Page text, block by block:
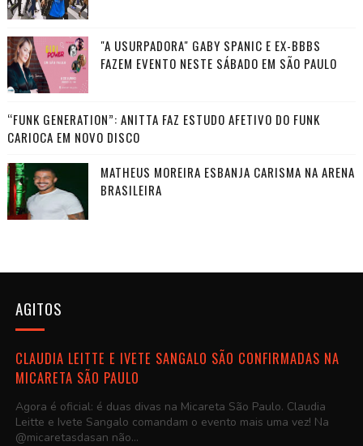
"A USURPADORA" GABY SPANIC E EX-BBBS
FAZEM EVENTO NESTE SÁBADO EM SÃO PAULO
“FUNK GENERATION”: ANITTA FAZ ESTUDO AFETIVO DO FUNK
CARIOCA EM NOVO DISCO
MATHEUS MOREIRA ESBANJA CARISMA NA ARENA
BRASILEIRA
AGITOS
CLAUDIA LEITTE E IVETE SANGALO SÃO CONFIRMADAS NA
MICARETA SÃO PAULO
Agora é oficial: é duas divas na Micareta São Paulo. Claudia
Leitte e Ivete Sangalo comandam o evento mais uma vez! Na
@micaretasdasan não...